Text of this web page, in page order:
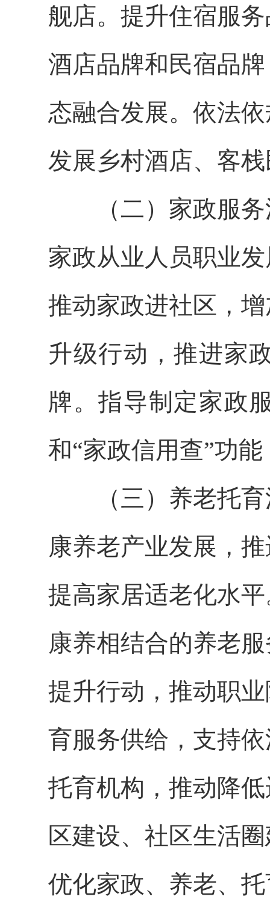
舰店。提升住宿服
酒店品牌和民宿品
态融合发展。依法
发展乡村酒店、客
（二）家政服务
家政从业人员职业
推动家政进社区，
升级行动，推进家
牌。指导制定家政
和“家政信用查”功
（三）养老托育
康养老产业发展，
提高家居适老化水
康养相结合的养老
提升行动，推动职
育服务供给，支持
托育机构，推动降
区建设、社区生活
优化家政、养老、